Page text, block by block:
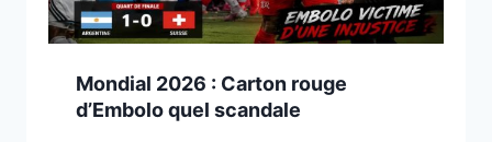
Mondial 2026 : Carton rouge
d’Embolo quel scandale